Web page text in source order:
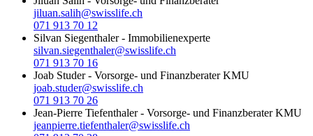
jiluan.salih@swisslife.ch
071 913 70 12
Silvan Siegenthaler- Immobilienexperte
silvan.siegenthaler@swisslife.ch
071 913 70 16
Joab Studer- Vorsorge- und Finanzberater KMU
joab.studer@swisslife.ch
071 913 70 26
Jean-Pierre Tiefenthaler- Vorsorge- und Finanzberater KMU
jeanpierre.tiefenthaler@swisslife.ch